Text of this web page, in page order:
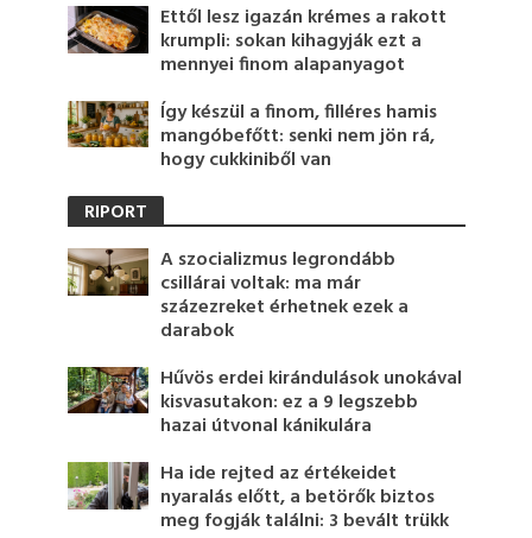
Ettől lesz igazán krémes a rakott
krumpli: sokan kihagyják ezt a
mennyei finom alapanyagot
Így készül a finom, filléres hamis
mangóbefőtt: senki nem jön rá,
hogy cukkiniből van
RIPORT
A szocializmus legrondább
csillárai voltak: ma már
százezreket érhetnek ezek a
darabok
Hűvös erdei kirándulások unokával
kisvasutakon: ez a 9 legszebb
hazai útvonal kánikulára
Ha ide rejted az értékeidet
nyaralás előtt, a betörők biztos
meg fogják találni: 3 bevált trükk